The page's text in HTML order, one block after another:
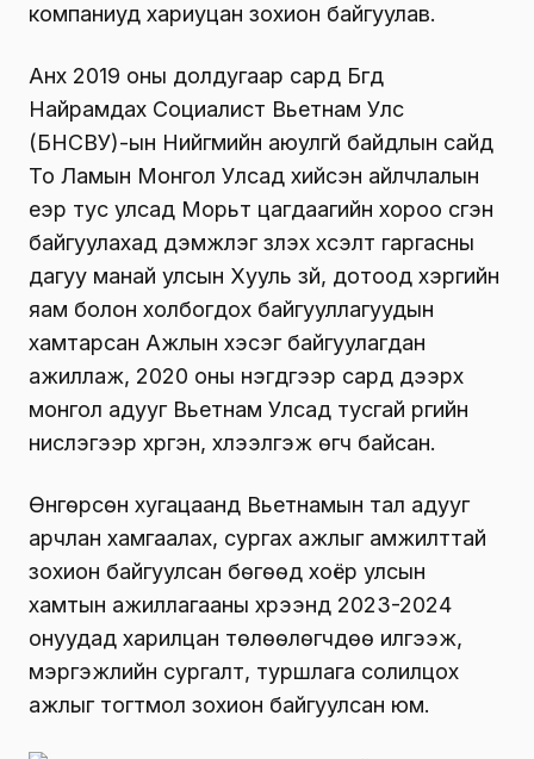
компаниуд хариуцан зохион байгуулав.
Анх 2019 оны долдугаар сард Бүгд
Найрамдах Социалист Вьетнам Улс
(БНСВУ)-ын Нийгмийн аюулгүй байдлын сайд
То Ламын Монгол Улсад хийсэн айлчлалын
үеэр тус улсад Морьт цагдаагийн хороо үүсгэн
байгуулахад дэмжлэг үзүүлэх хүсэлт гаргасны
дагуу манай улсын Хууль зүй, дотоод хэргийн
яам болон холбогдох байгууллагуудын
хамтарсан Ажлын хэсэг байгуулагдан
ажиллаж, 2020 оны нэгдүгээр сард дээрх
монгол адууг Вьетнам Улсад тусгай үүргийн
нислэгээр хүргэн, хүлээлгэж өгч байсан.
Өнгөрсөн хугацаанд Вьетнамын тал адууг
арчлан хамгаалах, сургах ажлыг амжилттай
зохион байгуулсан бөгөөд хоёр улсын
хамтын ажиллагааны хүрээнд 2023-2024
онуудад харилцан төлөөлөгчдөө илгээж,
мэргэжлийн сургалт, туршлага солилцох
ажлыг тогтмол зохион байгуулсан юм.